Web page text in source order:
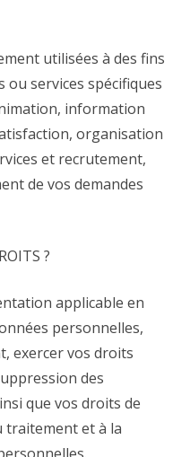
utilisées à des fins
services spécifiques
information
organisation
et recrutement,
de vos demandes
?
applicable en
personnelles,
exercer vos droits
des
que vos droits de
traitement et à la